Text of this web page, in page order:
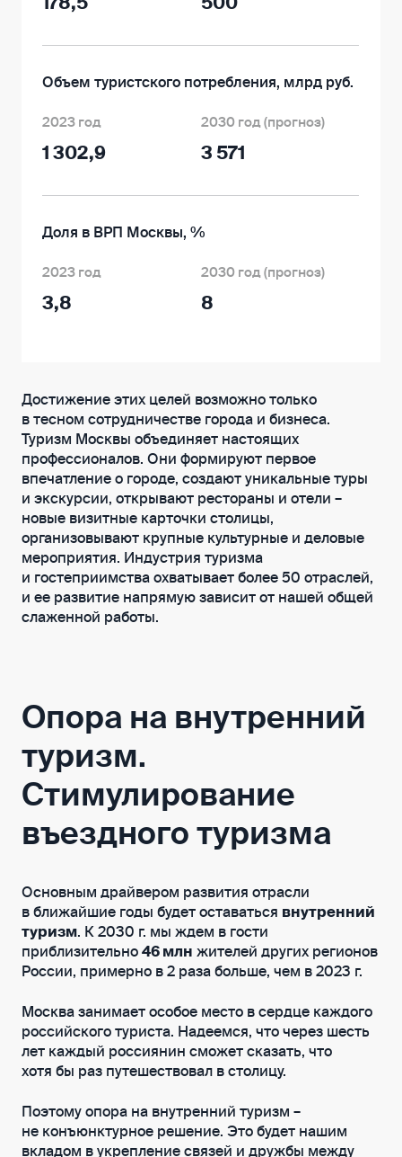
178,5 500
Объем туристского потребления, млрд руб.
2023 год
1 302,9
2030 год (прогноз)
3 571
Доля в ВРП Москвы, %
2023 год
3,8
2030 год (прогноз)
8
Достижение этих целей возможно только
в тесном сотрудничестве города и бизнеса.
Туризм Москвы объединяет настоящих
профессионалов. Они формируют первое
впечатление о городе, создают уникальные туры
и экскурсии, открывают рестораны и отели –
новые визитные карточки столицы,
организовывают крупные культурные и деловые
мероприятия. Индустрия туризма
и гостеприимства охватывает более 50 отраслей,
и ее развитие напрямую зависит от нашей общей
слаженной работы.
Опора на внутренний
туризм.
Стимулирование
въездного туризма
Основным драйвером развития отрасли
в ближайшие годы будет оставаться внутренний
туризм. К 2030 г. мы ждем в гости
приблизительно 46 млн жителей других регионов
России, примерно в 2 раза больше, чем в 2023 г.
Москва занимает особое место в сердце каждого
российского туриста. Надеемся, что через шесть
лет каждый россиянин сможет сказать, что
хотя бы раз путешествовал в столицу.
Поэтому опора на внутренний туризм –
не конъюнктурное решение. Это будет нашим
вкладом в укрепление связей и дружбы между